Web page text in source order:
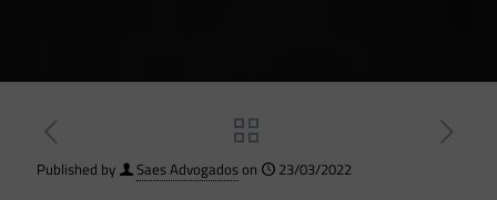
Published by Saes Advogadoson
23/03/2022